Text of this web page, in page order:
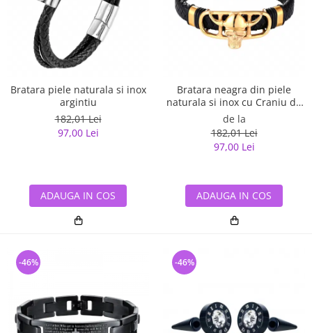
Bratara piele naturala si inox
argintiu
182,01 Lei
97,00 Lei
ADAUGA IN COS
Bratara neagra din piele
naturala si inox cu Craniu de
Viking
de la
182,01 Lei
97,00 Lei
ADAUGA IN COS
-46% -46%